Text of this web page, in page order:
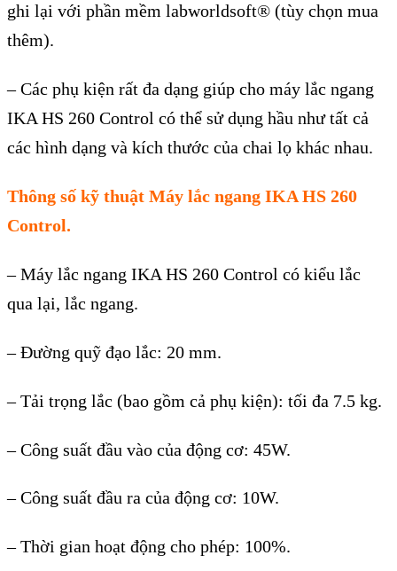
ghi lại với phần mềm labworldsoft® (tùy chọn mua
thêm).
– Các phụ kiện rất đa dạng giúp cho máy lắc ngang
IKA HS 260 Control có thể sử dụng hầu như tất cả
các hình dạng và kích thước của chai lọ khác nhau.
Thông số kỹ thuật Máy lắc ngang IKA HS 260
Control.
– Máy lắc ngang IKA HS 260 Control có kiểu lắc
qua lại, lắc ngang.
– Đường quỹ đạo lắc: 20 mm.
– Tải trọng lắc (bao gồm cả phụ kiện): tối đa 7.5 kg.
– Công suất đầu vào của động cơ: 45W.
– Công suất đầu ra của động cơ: 10W.
– Thời gian hoạt động cho phép: 100%.